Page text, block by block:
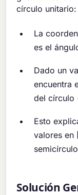
círculo unitario:
La
es el
Dado un
encuentra
del círculo
Esto
valores en
Solución